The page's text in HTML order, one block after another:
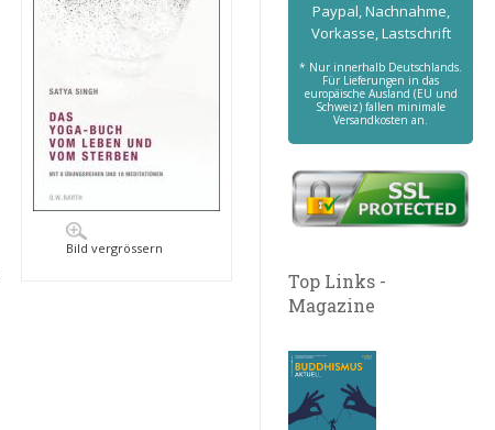
Bild vergrössern
Paypal, Nachnahme,
Vorkasse, Lastschrift
* Nur innerhalb Deutschlands.
Für Lieferungen in das
europäische Ausland (EU und
Schweiz) fallen minimale
Versandkosten an.
Top Links -
Magazine